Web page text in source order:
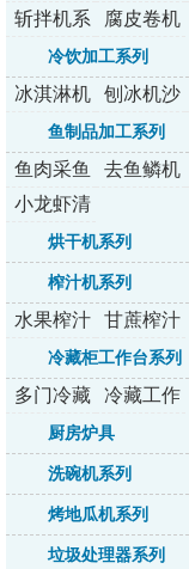
列
列
斩拌机系
列
腐皮卷机
冷饮加工系列
冰淇淋机
系列
刨冰机沙
冰机
鱼制品加工系列
鱼肉采鱼
机
去鱼鳞机
小龙虾清
洗机
烘干机系列
榨汁机系列
水果榨汁
机系列
甘蔗榨汁
机系列
冷藏柜工作台系列
多门冷藏
柜系列
冷藏工作
厨房炉具
洗碗机系列
烤地瓜机系列
垃圾处理器系列